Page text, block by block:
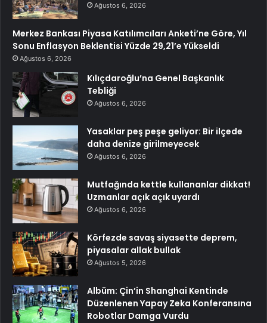
Ağustos 6, 2026
Merkez Bankası Piyasa Katılımcıları Anketi’ne Göre, Yıl
Sonu Enflasyon Beklentisi Yüzde 29,21’e Yükseldi
Ağustos 6, 2026
Kılıçdaroğlu’na Genel Başkanlık
Tebliği
Ağustos 6, 2026
Yasaklar peş peşe geliyor: Bir ilçede
daha denize girilmeyecek
Ağustos 6, 2026
Mutfağında kettle kullananlar dikkat!
Uzmanlar açık açık uyardı
Ağustos 6, 2026
Körfezde savaş siyasette deprem,
piyasalar allak bullak
Ağustos 5, 2026
Albüm: Çin’in Shanghai Kentinde
Düzenlenen Yapay Zeka Konferansına
Robotlar Damga Vurdu